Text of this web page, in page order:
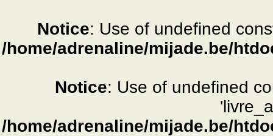
Notice: Use of undefined
/home/adrenaline/mijade.be/
Notice: Use of undefined
/home/adrenaline/mijade.be/